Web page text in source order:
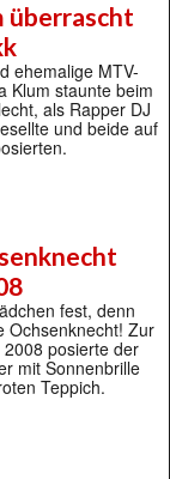
überrascht
ehemalige MTV-
Klum staunte beim
als Rapper DJ
und beide auf
fest, denn
Ochsenknecht! Zur
posierte der
mit Sonnenbrille
Teppich.